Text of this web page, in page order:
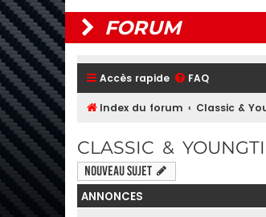
FORUM
Accès rapide FAQ
Index du forum Classic &
CLASSIC &
Nouveau sujet
ANNONCES